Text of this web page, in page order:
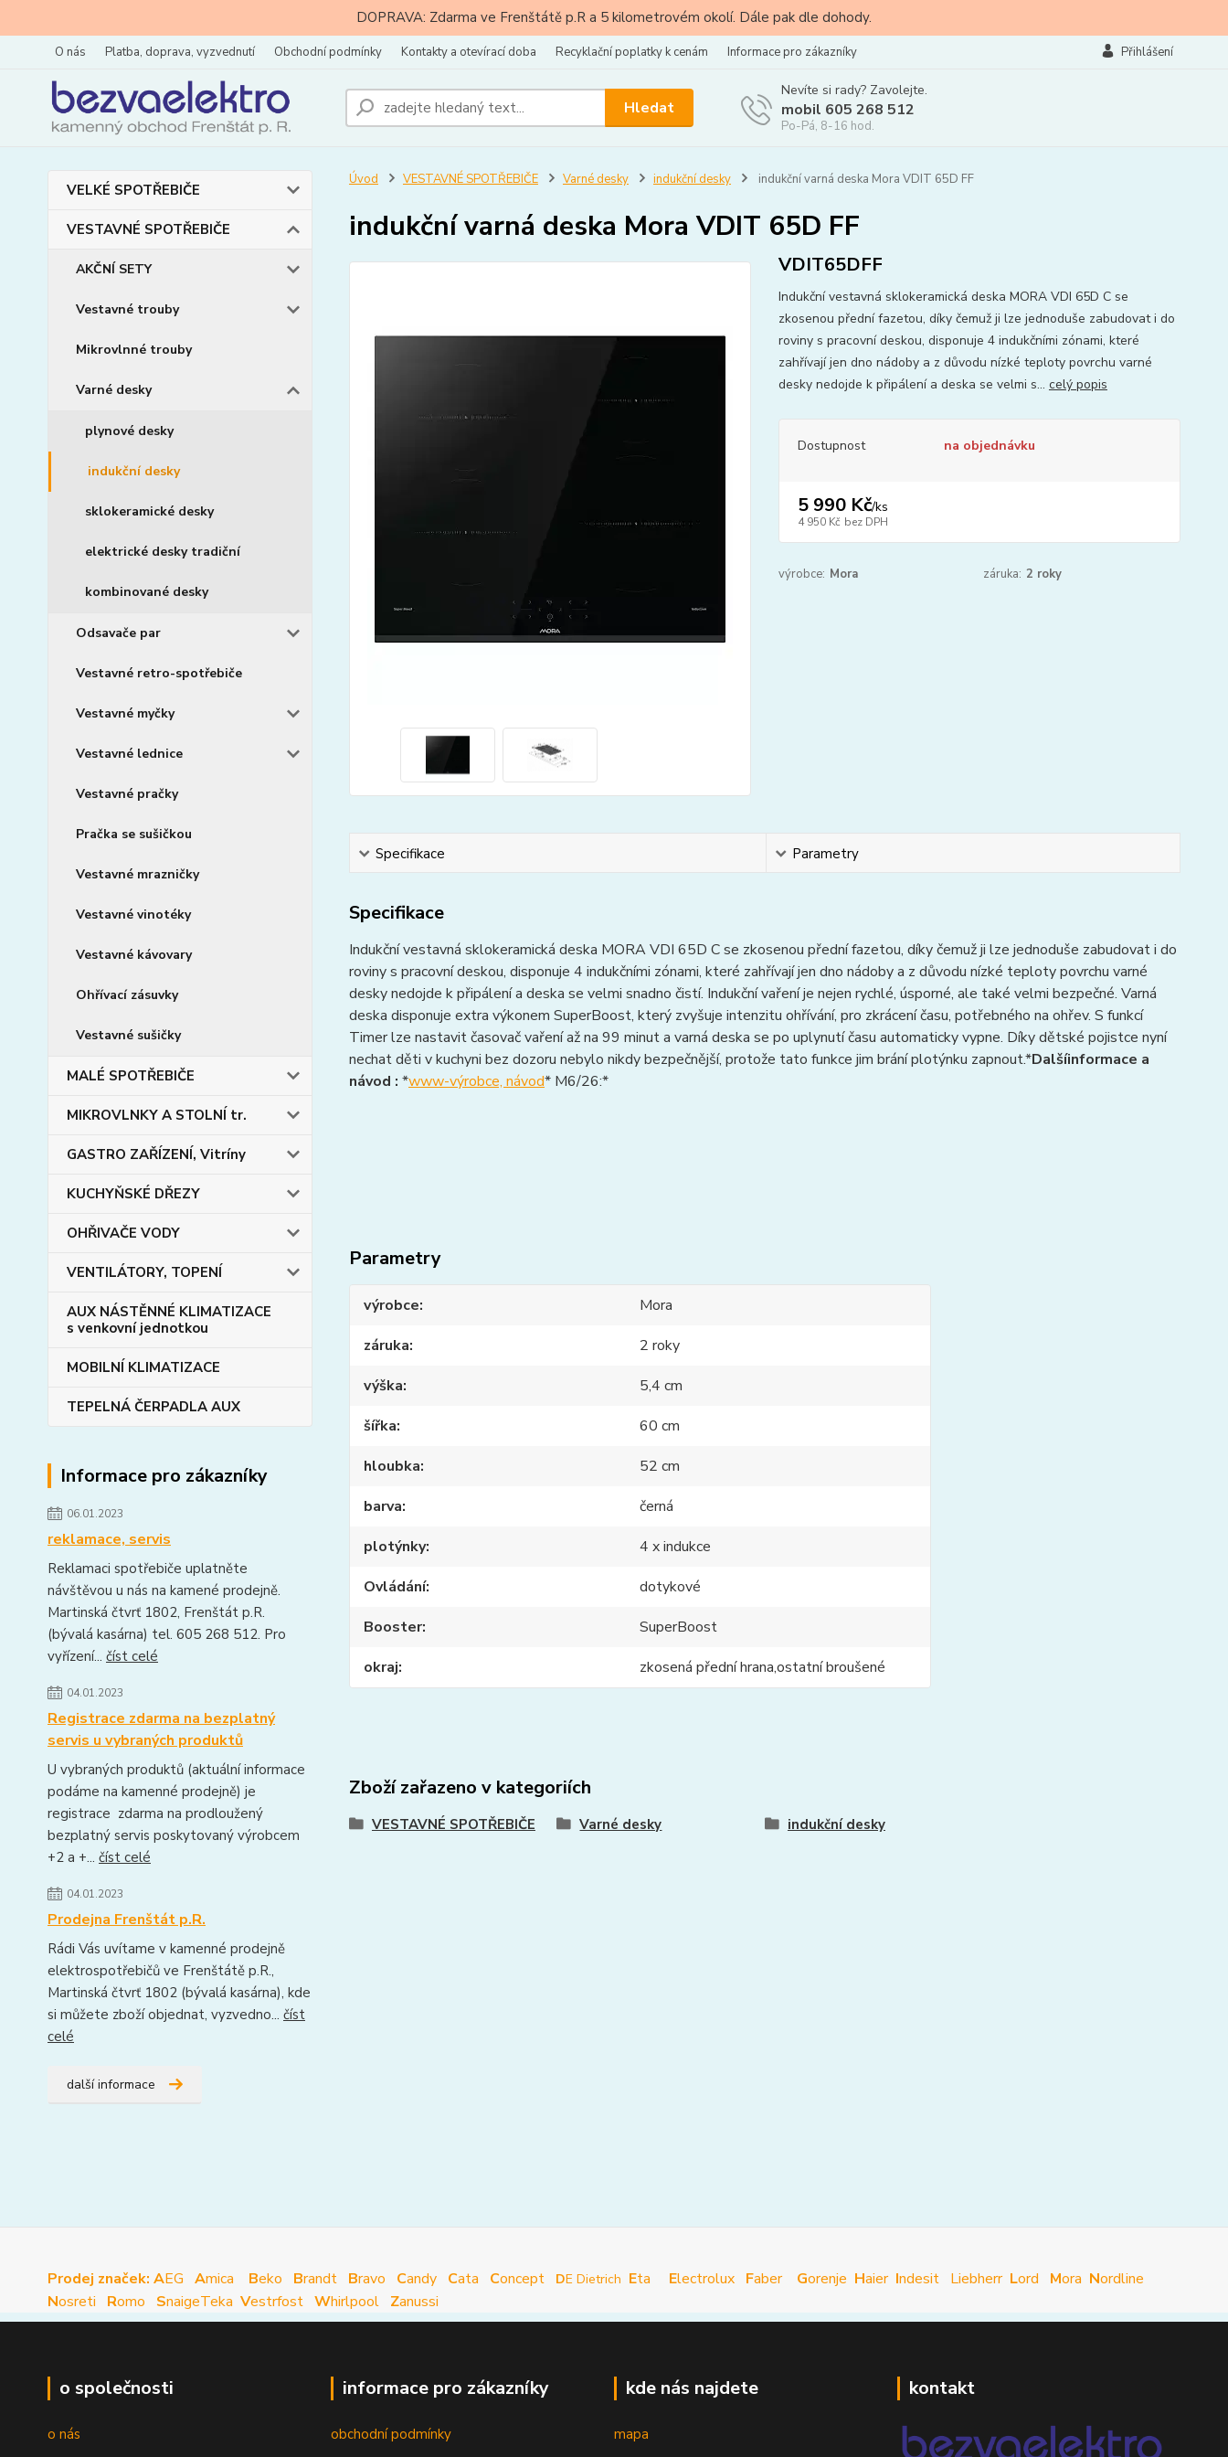
DOPRAVA: Zdarma ve Frenštátě p.R a 5 kilometrovém okolí. Dále pak dle dohody.
O nás Platba, doprava, vyzvednutí Obchodní podmínky Kontakty a otevírací doba Recyklační poplatky k cenám Informace pro zákazníky Přihlášení
Hledat
Nevíte si rady? Zavolejte.
mobil 605 268 512
Po-Pá, 8-16 hod.
VELKÉ SPOTŘEBIČE
VESTAVNÉ SPOTŘEBIČE
AKČNÍ SETY
Vestavné trouby
Mikrovlnné trouby
Varné desky
plynové desky
indukční desky
sklokeramické desky
elektrické desky tradiční
kombinované desky
Odsavače par
Vestavné retro-spotřebiče
Vestavné myčky
Vestavné lednice
Vestavné pračky
Pračka se sušičkou
Vestavné mrazničky
Vestavné vinotéky
Vestavné kávovary
Ohřívací zásuvky
Vestavné sušičky
MALÉ SPOTŘEBIČE
MIKROVLNKY A STOLNÍ tr.
GASTRO ZAŘÍZENÍ, Vitríny
KUCHYŇSKÉ DŘEZY
OHŘIVAČE VODY
VENTILÁTORY, TOPENÍ
AUX NÁSTĚNNÉ KLIMATIZACE
s venkovní jednotkou
MOBILNÍ KLIMATIZACE
TEPELNÁ ČERPADLA AUX
Informace pro zákazníky
06.01.2023
reklamace, servis
Reklamaci spotřebiče uplatněte
návštěvou u nás na kamené prodejně.
Martinská čtvrť 1802, Frenštát p.R.
(bývalá kasárna) tel. 605 268 512. Pro
vyřízení... číst celé
04.01.2023
Registrace zdarma na bezplatný
servis u vybraných produktů
U vybraných produktů (aktuální informace
podáme na kamenné prodejně) je
registrace zdarma na prodloužený
bezplatný servis poskytovaný výrobcem
+2 a +... číst celé
04.01.2023
Prodejna Frenštát p.R.
Rádi Vás uvítame v kamenné prodejně
elektrospotřebičů ve Frenštátě p.R.,
Martinská čtvrť 1802 (bývalá kasárna), kde
si můžete zboží objednat, vyzvedno... číst
celé
další informace
Úvod VESTAVNÉ SPOTŘEBIČE Varné desky indukční desky indukční varná deska Mora VDIT 65D FF
indukční varná deska Mora VDIT 65D FF
VDIT65DFF
Indukční vestavná sklokeramická deska MORA VDI 65D C se
zkosenou přední fazetou, díky čemuž ji lze jednoduše zabudovat i do
roviny s pracovní deskou, disponuje 4 indukčními zónami, které
zahřívají jen dno nádoby a z důvodu nízké teploty povrchu varné
desky nedojde k připálení a deska se velmi s... celý popis
Dostupnost na objednávku
5 990 Kč/ks
4 950 Kč bez DPH
výrobce: Mora záruka: 2 roky
Specifikace Parametry
Specifikace
Indukční vestavná sklokeramická deska MORA VDI 65D C se zkosenou přední fazetou, díky čemuž ji lze jednoduše zabudovat i do
roviny s pracovní deskou, disponuje 4 indukčními zónami, které zahřívají jen dno nádoby a z důvodu nízké teploty povrchu varné
desky nedojde k připálení a deska se velmi snadno čistí. Indukční vaření je nejen rychlé, úsporné, ale také velmi bezpečné. Varná
deska disponuje extra výkonem SuperBoost, který zvyšuje intenzitu ohřívání, pro zkrácení času, potřebného na ohřev. S funkcí
Timer lze nastavit časovač vaření až na 99 minut a varná deska se po uplynutí času automaticky vypne. Díky dětské pojistce nyní
nechat děti v kuchyni bez dozoru nebylo nikdy bezpečnější, protože tato funkce jim brání plotýnku zapnout.*Dalšíinformace a
návod : *www-výrobce, návod* M6/26:*
Parametry
výrobce
Mora
záruka
2 roky
výška
5,4 cm
šířka
60 cm
hloubka
52 cm
barva
černá
plotýnky
4 x indukce
Ovládání
dotykové
Booster
SuperBoost
okraj
zkosená přední hrana,ostatní broušené
Zboží zařazeno v kategoriích
VESTAVNÉ SPOTŘEBIČE Varné desky indukční desky
Prodej značek: AEG Amica Beko Brandt Bravo Candy Cata Concept DE Dietrich Eta Electrolux Faber Gorenje Haier Indesit Liebherr Lord Mora Nordline
Nosreti Romo SnaigeTeka Vestrfost Whirlpool Zanussi
o společnosti
o nás
informace pro zákazníky
obchodní podmínky
kde nás najdete
mapa
kontakt